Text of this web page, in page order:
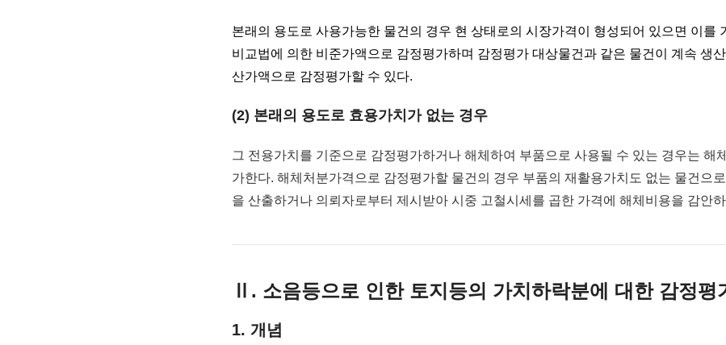
본래의 용도로 사용가능한 물건의 경우 현 상태로의 시장가격이 형성되어 있으면 이를
비교법에 의한 비준가액으로 감정평가하며 감정평가 대상물건과 같은 물건이 계속 생
산가액으로 감정평가할 수 있다.
(2) 본래의 용도로 효용가치가 없는 경우
그 전용가치를 기준으로 감정평가하거나 해체하여 부품으로 사용될 수 있는 경우는 해
가한다. 해체처분가격으로 감정평가할 물건의 경우 부품의 재활용가치도 없는 물건으
을 산출하거나 의뢰자로부터 제시받아 시중 고철시세를 곱한 가격에 해체비용을 감안
Ⅱ. 소음등으로 인한 토지등의 가치하락분에 대한 감정평
1. 개념